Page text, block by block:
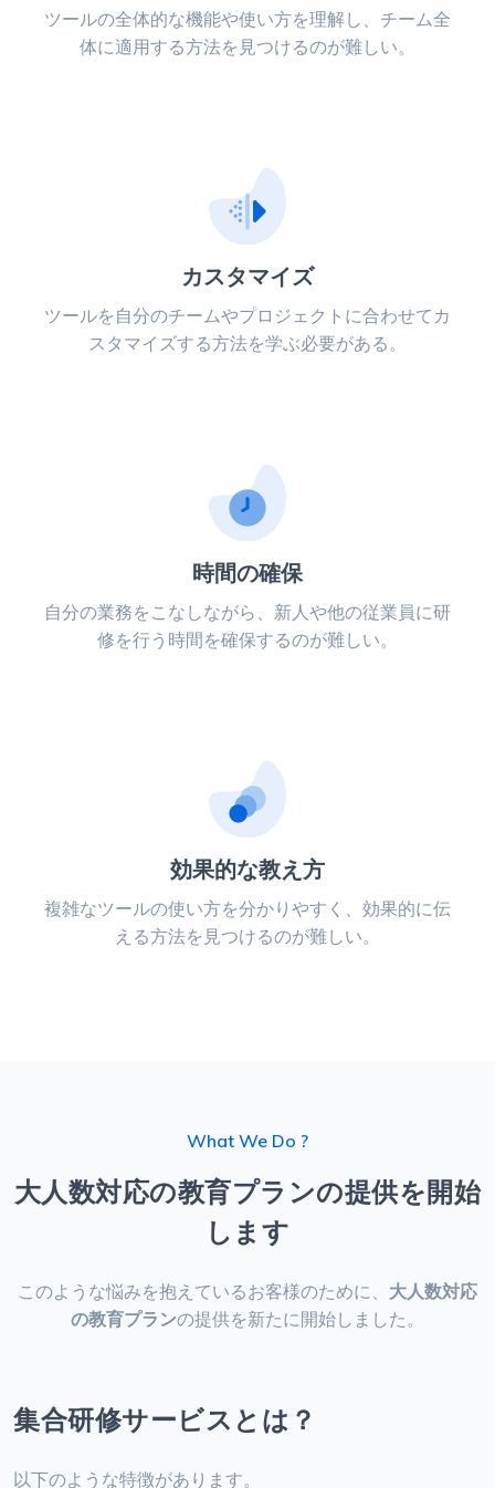
ツールの全体的な機能や使い方を理解し、チーム全
体に適用する方法を見つけるのが難しい。
カスタマイズ
ツールを自分のチームやプロジェクトに合わせてカ
スタマイズする方法を学ぶ必要がある。
時間の確保
自分の業務をこなしながら、新人や他の従業員に研
修を行う時間を確保するのが難しい。
効果的な教え方
複雑なツールの使い方を分かりやすく、効果的に伝
える方法を見つけるのが難しい。
What We Do ?
大人数対応の教育プランの提供を開始
します
このような悩みを抱えているお客様のために、 大人数対応
の教育プランの提供を新たに開始しました。
集合研修サービスとは？
以下のような特徴があります。